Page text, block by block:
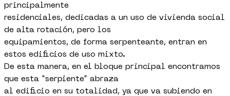
principalmente
residenciales, dedicadas a un uso de vivienda social
de alta rotación, pero los
equipamientos, de forma serpenteante, entran en
estos edificios de uso mixto.
De esta manera, en el bloque principal encontramos
que esta “serpiente” abraza
al edificio en su totalidad, ya que va subiendo en